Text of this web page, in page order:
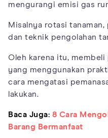
mengurangi emisi gas
Misalnya rotasi
dan teknik pengolahan
Oleh karena itu,
yang menggunakan
cara mengatasi
lakukan.
Baca Juga: 8 Cara
Barang Bermanfaat